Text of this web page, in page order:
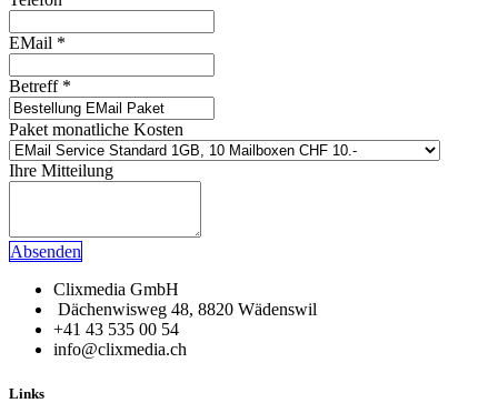
EMail *
Betreff *
Paket monatliche Kosten
Ihre Mitteilung
​​​​Absenden
Clixmedia GmbH
Dächenwisweg 48, 8820 Wädenswil
+41 43 535 00 54
info@clixmedia.ch
Links